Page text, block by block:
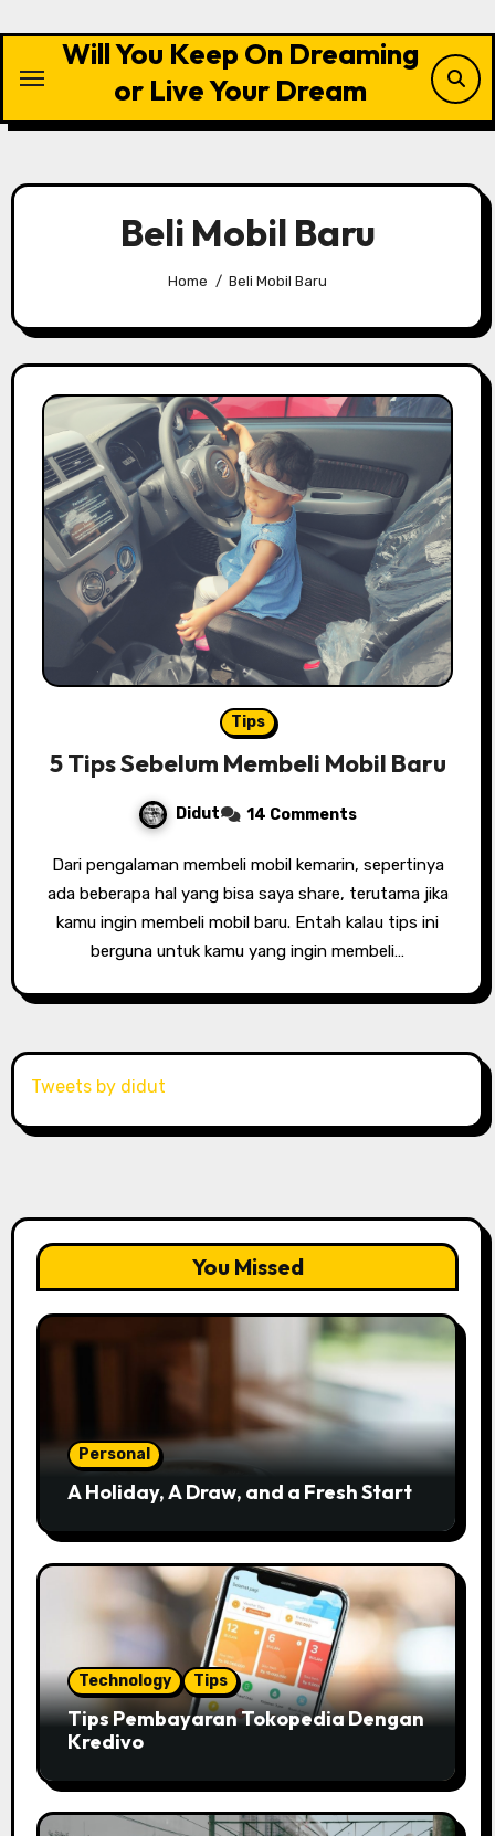
content
Will You Keep On Dreaming
or Live Your Dream
Beli Mobil Baru
Home Beli Mobil Baru
Tips
5 Tips Sebelum Membeli Mobil Baru
Didut 14 Comments
Dari pengalaman membeli mobil kemarin, sepertinya
ada beberapa hal yang bisa saya share, terutama jika
kamu ingin membeli mobil baru. Entah kalau tips ini
berguna untuk kamu yang ingin membeli…
Tweets by didut
You Missed
Personal
A Holiday, A Draw, and a Fresh Start
Technology Tips
Tips Pembayaran Tokopedia Dengan
Kredivo